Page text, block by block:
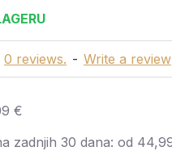
0 reviews. - Write a review
€
zadnjih 30 dana: od